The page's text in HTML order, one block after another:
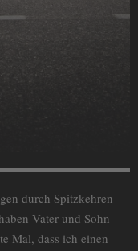
durch Spitzkehren
Vater und Sohn
Mal, dass ich einen